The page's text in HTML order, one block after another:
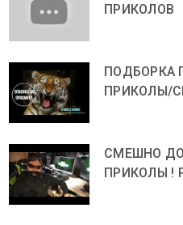
ПРИКОЛОВ
ПОДБОРКА
ПРИКОЛЫ/
СМЕШНО
ПРИКОЛЫ !